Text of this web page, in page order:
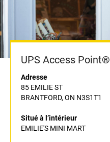
UPS Access Point®
Adresse
85 EMILIE ST
BRANTFORD, ON N3S1T1
Situé à l’intérieur
EMILIE'S MINI MART